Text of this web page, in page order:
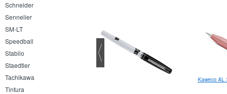
Schneider
Sennelier
SM-LT
Speedball
Stabilo
Staedtler
Tachikawa
Tintura
Kaweco Liliput Stainless Steel
Kaweco AL